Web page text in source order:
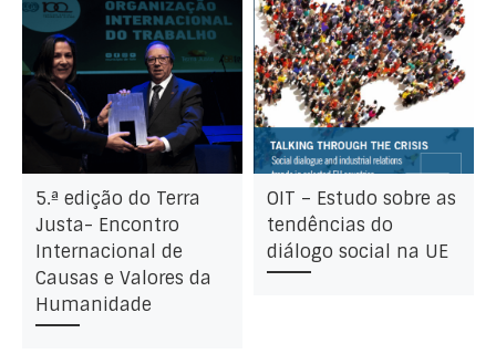
5.ª edição do Terra
Justa- Encontro
Internacional de
Causas e Valores da
Humanidade
OIT – Estudo sobre as
tendências do
diálogo social na UE